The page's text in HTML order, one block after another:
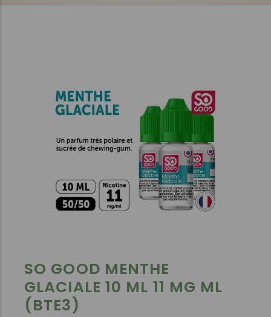
SO GOOD MENTHE
GLACIALE 10 ML 11 MG ML
(BTE3)